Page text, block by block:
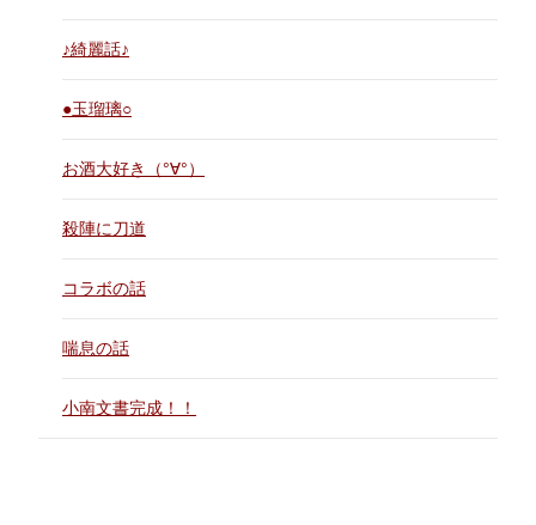
♪綺麗話♪
●玉瑠璃○
お酒大好き（°∀°）
殺陣に刀道
コラボの話
喘息の話
小南文書完成！！